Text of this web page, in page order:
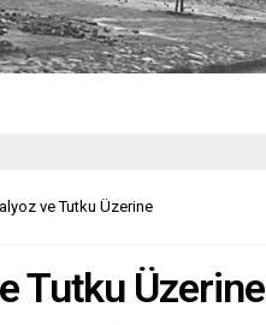
ve Tutku Üzerine
Tutku Üzerine